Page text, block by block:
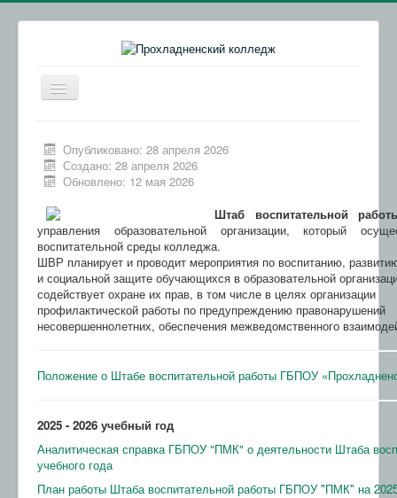
Включить/
выключить
Сведения об образовательной организации
Абитуриентам
Обратная связь
Колледжи КБР
ВСОКО
Обращения граждан
Осторожно, мошенники!
ТОР "Моя школа" СПО
Опубликовано: 28 апреля 2026
Создано: 28 апреля 2026
Обновлено: 12 мая 2026
Штаб воспитательной
управления образовательной организации, который
воспитательной среды колледжа.
ШВР планирует и проводит мероприятия по воспитанию,
и социальной защите обучающихся в образовательной
содействует охране их прав, в том числе в целях организации
профилактической работы по предупреждению правонарушений
несовершеннолетних, обеспечения межведомственного
Положение о Штабе воспитательной работы ГБПОУ
2025 - 2026 учебный год
Аналитическая справка ГБПОУ "ПМК" о деятельности Штаба
учебного года
План работы Штаба воспитательной работы ГБПОУ "ПМК" на